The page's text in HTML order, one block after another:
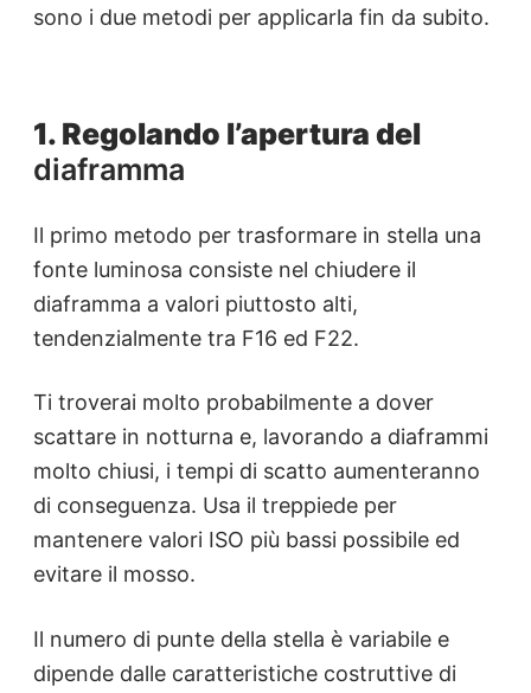
sono i due metodi per applicarla fin da subito.
1. Regolando l’apertura del
diaframma
Il primo metodo per trasformare in stella una
fonte luminosa consiste nel chiudere il
diaframma a valori piuttosto alti,
tendenzialmente tra F16 ed F22.
Ti troverai molto probabilmente a dover
scattare in notturna e, lavorando a diaframmi
molto chiusi, i tempi di scatto aumenteranno
di conseguenza. Usa il treppiede per
mantenere valori ISO più bassi possibile ed
evitare il mosso.
Il numero di punte della stella è variabile e
dipende dalle caratteristiche costruttive di